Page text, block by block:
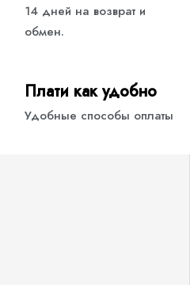
14 дней на возврат и
обмен.
Плати как удобно
Удобные способы оплаты